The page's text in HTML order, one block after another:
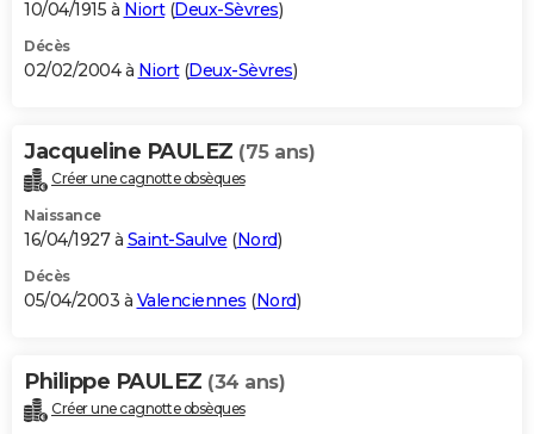
10/04/1915 à Niort(Deux-Sèvres)
Décès
02/02/2004 à Niort(Deux-Sèvres)
Jacqueline PAULEZ (75 ans)
Créer une cagnotte obsèques
Naissance
16/04/1927 à Saint-Saulve (Nord)
Décès
05/04/2003 à Valenciennes (Nord)
Philippe PAULEZ (34 ans)
Créer une cagnotte obsèques